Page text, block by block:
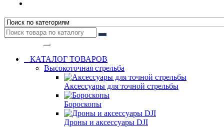
КАТАЛОГ ТОВАРОВ
Высокоточная стрельба
Аксессуары для точной стрельбы
Бороскопы
Дроны и аксессуары DJI